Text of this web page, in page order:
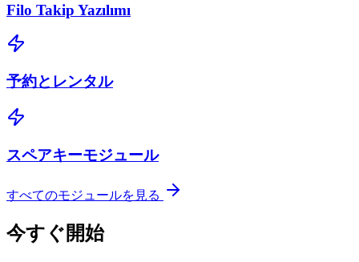
Filo Takip Yazılımı
予約とレンタル
スペアキーモジュール
すべてのモジュールを見る
今すぐ開始